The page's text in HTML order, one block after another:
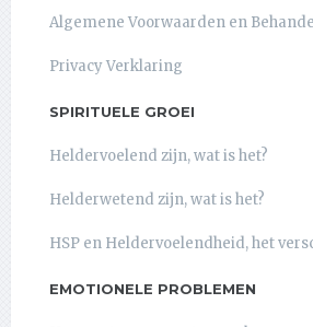
Algemene Voorwaarden en
Privacy Verklaring
SPIRITUELE GROEI
Heldervoelend zijn, wat is het?
Helderwetend zijn, wat is het?
HSP en Heldervoelendheid, het
EMOTIONELE PROBLEMEN